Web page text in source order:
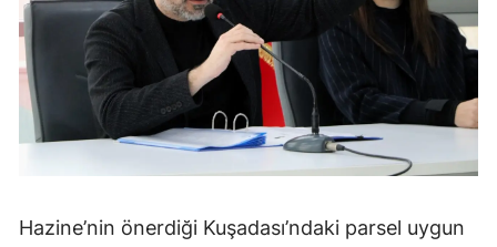
Hazine’nin önerdiği Kuşadası’ndaki parsel uygun